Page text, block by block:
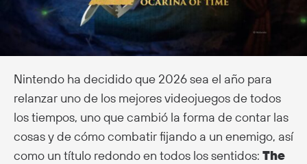
Nintendo ha decidido que 2026 sea el año para
relanzar uno de los mejores videojuegos de todos
los tiempos, uno que cambió la forma de contar las
cosas y de cómo combatir fijando a un enemigo, así
como un título redondo en todos los sentidos: The